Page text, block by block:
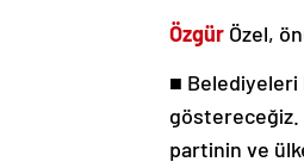
Özgür Özel,
■ Belediyeleri
göstereceğiz.
partinin ve